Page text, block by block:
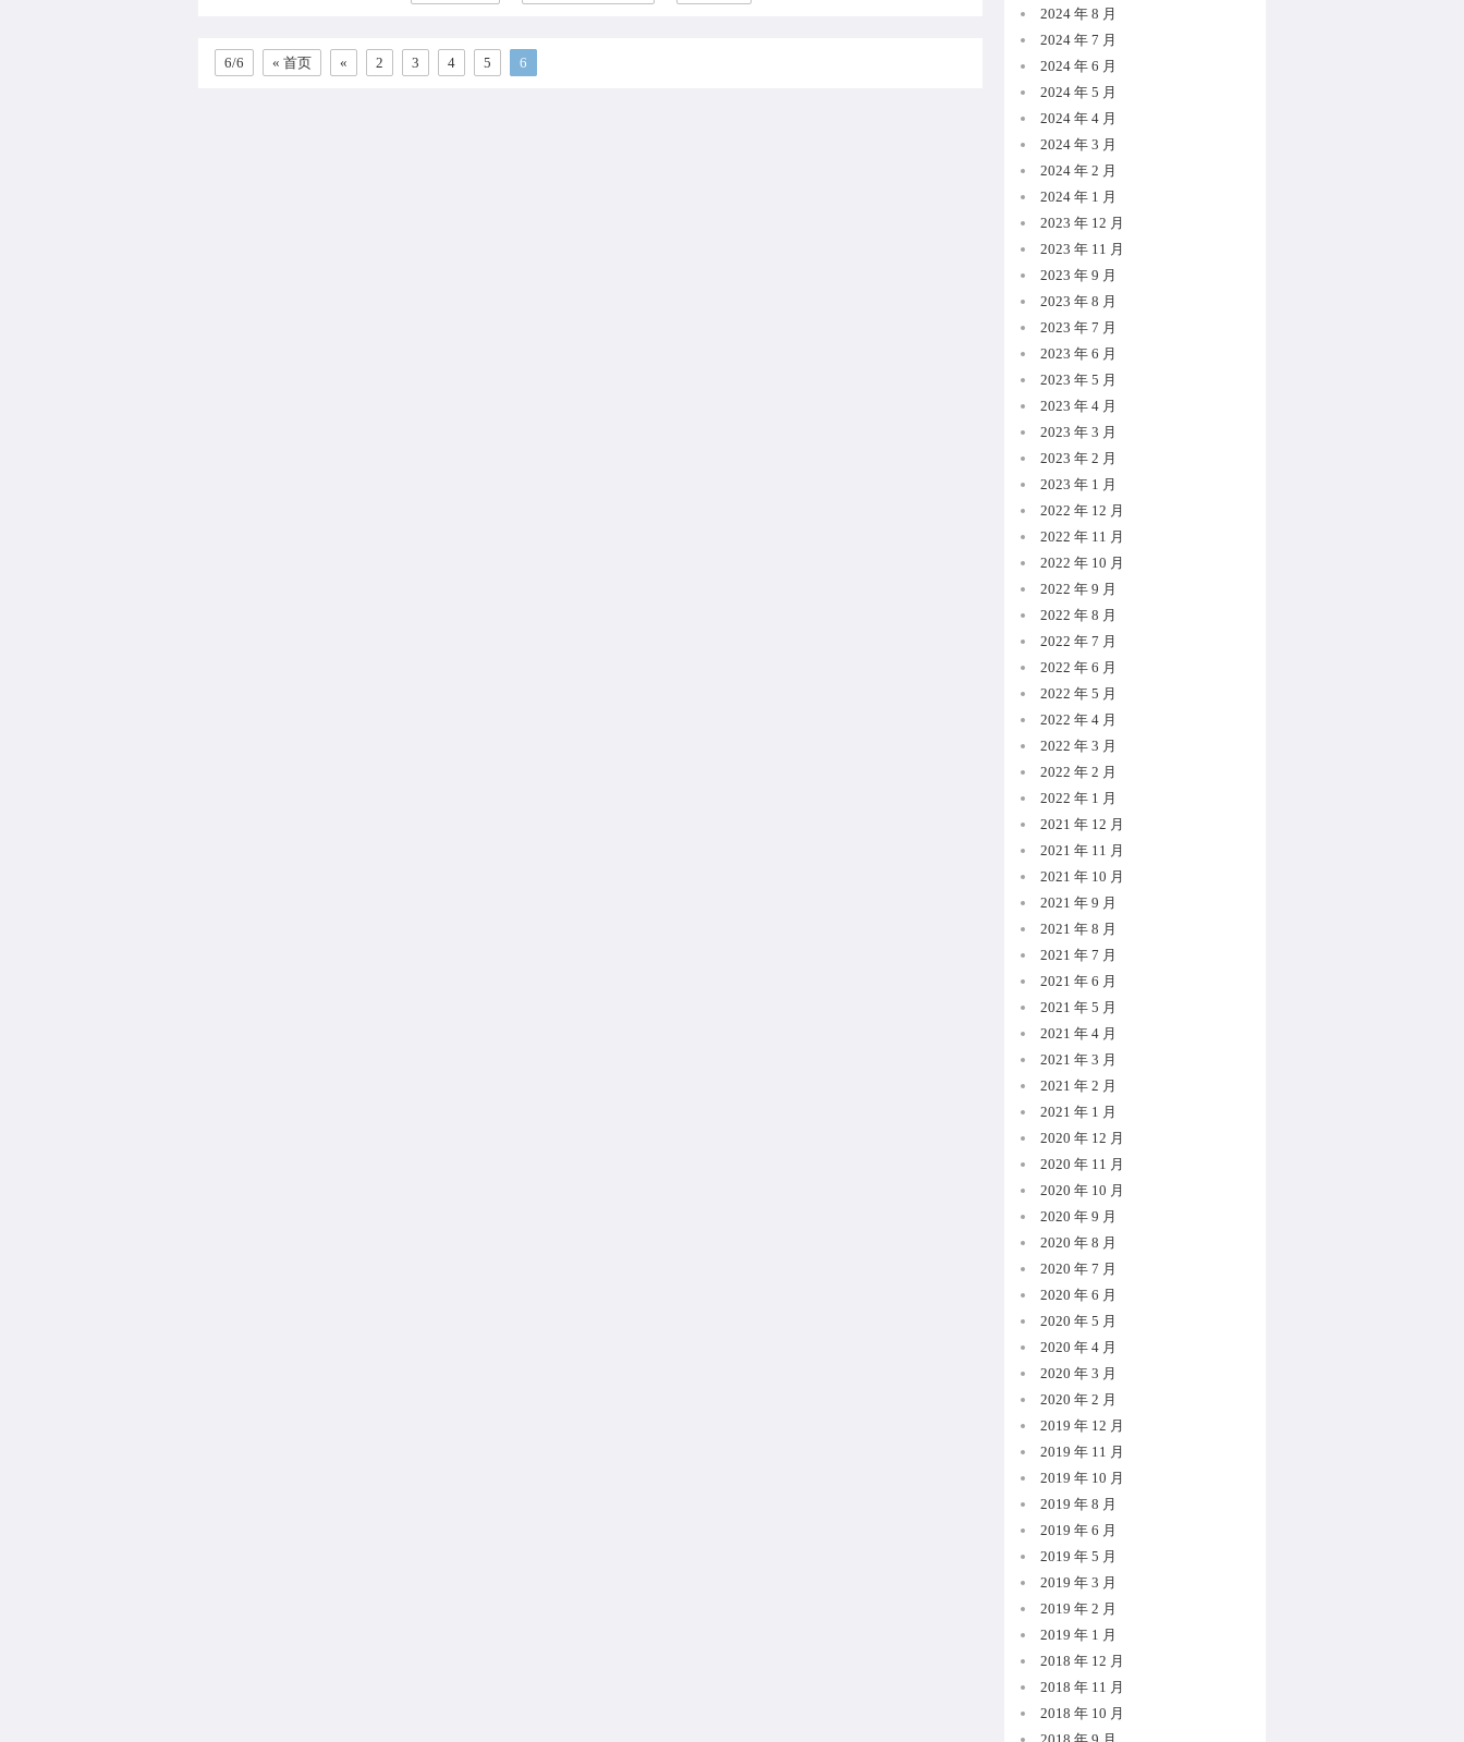
6/6 « 首页 « 2 3 4 5 6
2024 年 8 月
2024 年 7 月
2024 年 6 月
2024 年 5 月
2024 年 4 月
2024 年 3 月
2024 年 2 月
2024 年 1 月
2023 年 12 月
2023 年 11 月
2023 年 9 月
2023 年 8 月
2023 年 7 月
2023 年 6 月
2023 年 5 月
2023 年 4 月
2023 年 3 月
2023 年 2 月
2023 年 1 月
2022 年 12 月
2022 年 11 月
2022 年 10 月
2022 年 9 月
2022 年 8 月
2022 年 7 月
2022 年 6 月
2022 年 5 月
2022 年 4 月
2022 年 3 月
2022 年 2 月
2022 年 1 月
2021 年 12 月
2021 年 11 月
2021 年 10 月
2021 年 9 月
2021 年 8 月
2021 年 7 月
2021 年 6 月
2021 年 5 月
2021 年 4 月
2021 年 3 月
2021 年 2 月
2021 年 1 月
2020 年 12 月
2020 年 11 月
2020 年 10 月
2020 年 9 月
2020 年 8 月
2020 年 7 月
2020 年 6 月
2020 年 5 月
2020 年 4 月
2020 年 3 月
2020 年 2 月
2019 年 12 月
2019 年 11 月
2019 年 10 月
2019 年 8 月
2019 年 6 月
2019 年 5 月
2019 年 3 月
2019 年 2 月
2019 年 1 月
2018 年 12 月
2018 年 11 月
2018 年 10 月